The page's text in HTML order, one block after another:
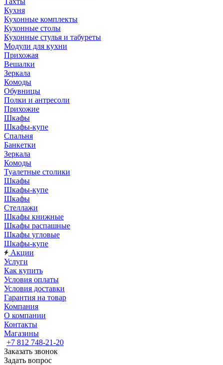
Кухня
Кухонные комплекты
Кухонные столы
Кухонные стулья и табуреты
Модули для кухни
Прихожая
Вешалки
Зеркала
Комоды
Обувницы
Полки и антресоли
Прихожие
Шкафы
Шкафы-купе
Спальня
Банкетки
Зеркала
Комоды
Туалетные столики
Шкафы
Шкафы-купе
Шкафы
Стеллажи
Шкафы книжные
Шкафы распашные
Шкафы угловые
Шкафы-купе
Акции
Услуги
Как купить
Условия оплаты
Условия доставки
Гарантия на товар
Компания
О компании
Контакты
Магазины
+7 812 748-21-20
Заказать звонок
Задать вопрос